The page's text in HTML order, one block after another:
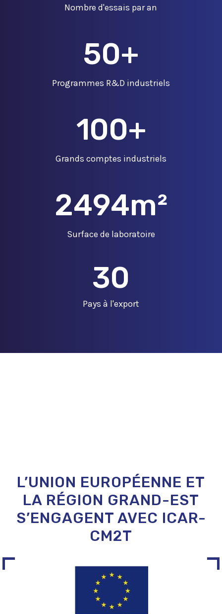
Nombre d'essais par an
50+
Programmes R&D industriels
100+
Grands comptes industriels
2500m²
Surface de laboratoire
30
Pays à l'export
L’UNION EUROPÉENNE ET
LA RÉGION GRAND-EST
S’ENGAGENT AVEC ICAR-
CM2T